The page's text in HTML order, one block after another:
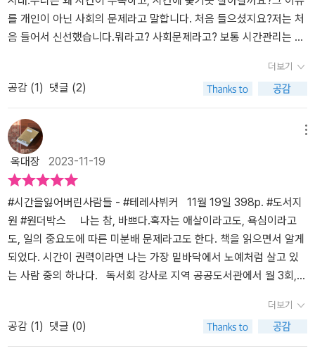
안타깝다. 이 책의 원제는 Alle_Zeit: Eine Frage von Macht und F
reiheit 이다. 직역하면, ‘모든 시간 : 권력과 자유에 대한 질문(또는 문
버린 사람들』로 되어있다. 이를 「시간을 빼앗긴 사람들」로 해도 좋았
겠다. #시간을잃어버린사람들#테레사뷔커#원더박스#쎄인트의책
이야기2023
해야 할 수 있는 노력들이 무엇이 있는지 조금 더 고민해 보고 책에서
제안한 주도권을 되찾는 법도 참고해 봐야겠다.
를 개인이 아닌 사회의 문제라고 말합니다. 처음 들으셨지요?저는 처
음 들어서 신선했습니다.뭐라고? 사회문제라고? 보통 시간관리는 개
한 이유를 개인에서 찾고 시간 활용하는 방법에 대한 강의도 많습니
다.저도 시간 활용을 잘하고 싶은 마음에 이것저것 찾아봤었어요. 자
신에게 맞는 일, 관심 있는 일, 자신의 본질을 이루는 일을 찾으려면더
많은 시간이 필요하다.나 자신의 시간을 다른 사람의 손에 빼앗기지
않으려면우리 삶에서 일하지 않는 시간이 평등해져야 한다. 한마디
한마디에 고개를 끄덕이게 됩니다.저의 생각의 틀을 깨준 책입니
다. 시간을 바라보는 시선이 이 책을 읽기 전과 읽고 난 후로 나뉩니
다.분명 개인의 영역인 것도 있지만 사회적으로 일하지 않는 시간,가
정에서의 시간,나를 돌볼 시간이 필요하다는 생각에는 동의합니
다. 일일 8시간 노동이 어디서 나오게 되었는지 생각해 보셨나요? 1
00여 년 전 기업가이자 사회 개혁가인 ‘에른스트 아베’는일과 삶과 균
형을 ‘8시간의 업무, 8시간의 수면,8시간의 인간다움’이라 설명했습
만.. 여기에 빠진 부분이 있습니다.정규직을 가진 직장인이 아니거나,
요리, 육아, 돌봄 등 살아가는데 반드시 필요하지만보수가 지급되지
않는 가사노동을 하는 이들의상황은 무시되었습니다. 육아나 집안
더보기
공감 (1) 댓글 (2)
옥대장 2023-11-19
#시간을잃어버린사람들 - #테레사뷔커 11월 19일 398p. #도서지
원 #원더박스 나는 참, 바쁘다.혹자는 애살이라고도, 욕심이라고
도, 일의 중요도에 따른 미분배 문제라고도 한다. 책을 읽으면서 알게
되었다. 시간이 권력이라면 나는 가장 밑바닥에서 노예처럼 살고 있
는 사람 중의 하나다. 독서회 강사로 지역 공공도서관에서 월 3회,
관에서 운영하는 ‘작은도서관 독서프로그램’에 참여하고 있어 매월 평
균 2~3개 정도로 (몰릴 때는 한달에 10회, 적을 때는 2회) 1일 독서
회를 운영한다. 책벗뜰에서 진행되는 독서모임은 평균 2~3회, 물론
더보기
공감 (1) 댓글 (0)